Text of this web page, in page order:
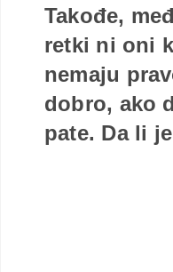
Takođe,
retki ni oni
nemaju
dobro, ako
pate. Da li